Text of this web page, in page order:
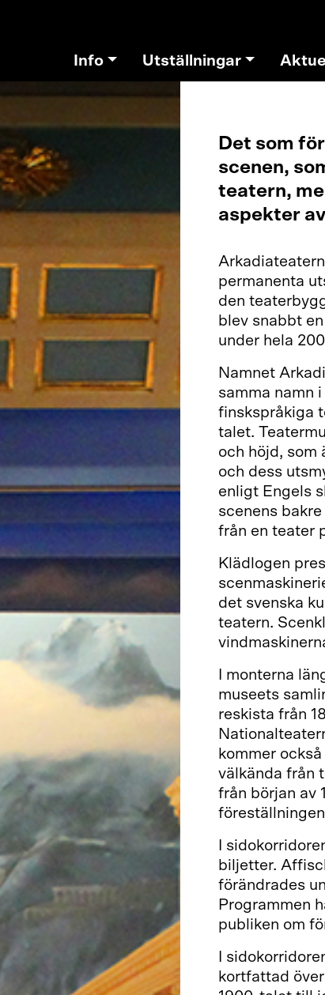
Info Utställningar
Det som
scenen,
teatern,
aspekter
permanenta
den
blev snabbt
under hela
Namnet
samma namn
finskspråkiga
talet.
och höjd, som
och dess
enligt Engels
scenens
från en teater
Klädlogen
det svenska
teatern.
I monterna
museets
reskista från
kommer
välkända från
från början av
föreställningen
I
biljetter.
förändrades
Programmen
publiken om
I
kortfattad